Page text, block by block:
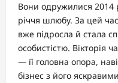
Вони одружилися 2014
річчя шлюбу. За цей
вже підросла й стала
особистістю. Вікторія
— її головна опора,
бізнес з його